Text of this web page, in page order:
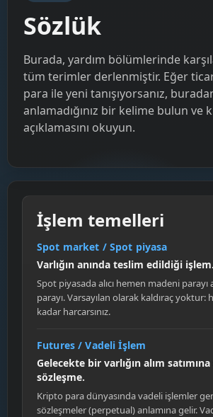
Sözlük
Burada, yardım bölümlerinde
tüm terimler derlenmiştir. Eğer
para ile yeni tanışıyorsanız,
anlamadığınız bir kelime bulun ve
açıklamasını okuyun.
İşlem temelleri
Spot market / Spot piyasa
Varlığın anında teslim edildiği işlem.
Spot piyasada alıcı hemen madeni parayı
parayı. Varsayılan olarak kaldıraç yoktur:
kadar harcarsınız.
Futures / Vadeli İşlem
Gelecekte bir varlığın alım
sözleşme.
Kripto para dünyasında vadeli işlemler
sözleşmeler (perpetual) anlamına gelir.